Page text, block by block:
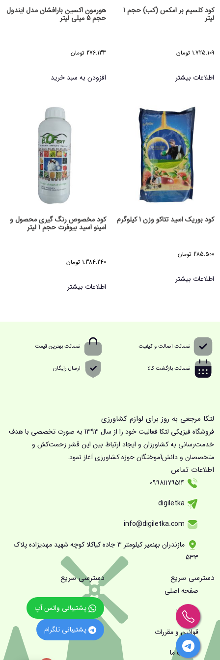
کود کلسیم بر امکس (کب) حجم 1
لیتر
1.725.109 تومان
اطلاعات بیشتر
هورمون اکسین بارافشان مدل ایندول
حجم 5 میلی لیتر
276.133 تومان
افزودن به سبد خرید
کود بوریک اسید تتاکو وزن 1 کیلوگرم
285.500 تومان
اطلاعات بیشتر
کود مخصوص رنگ گیری محصول و
امینو اسید بیوفرت حجم 1 لیتر
1.384.240 تومان
اطلاعات بیشتر
ضمانت اصالت و کیفیت ضمانت بهترین قیمت
ضمانت بازگشت کالا ارسال رایگان
لتکا مرجعی به روز برای لوازم کشاورزی
فروشگاه فیزیکی لتکا فعالیت خود را از سال 1393 به صورت تخصصی با هدف
خدمت‌رسانی به کشاورزان و ایجاد ارتباط بین این قشر زحمت‌کش و
متخصصان و دانش‌آموختگان حوزه کشاورزی آغاز نمود.
اطلاعات تماس
مازندران بهنمیر کیلومتر ۳ جاده کیاکلا کوچه شهید مهدیزاده پلاک
۵۳۳
دسترسی سریع
صفحه اصلی
درباره ما
قوانین و مقررات
تماس با ما
دسترسی سریع